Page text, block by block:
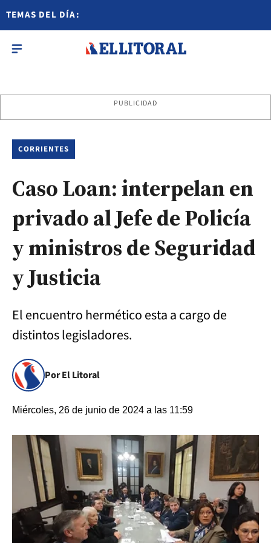
TEMAS DEL DÍA:
PUBLICIDAD
CORRIENTES
Caso Loan: interpelan en
privado al Jefe de Policía
y ministros de Seguridad
y Justicia
El encuentro hermético esta a cargo de
distintos legisladores.
Por El Litoral
Miércoles, 26 de junio de 2024 a las 11:59